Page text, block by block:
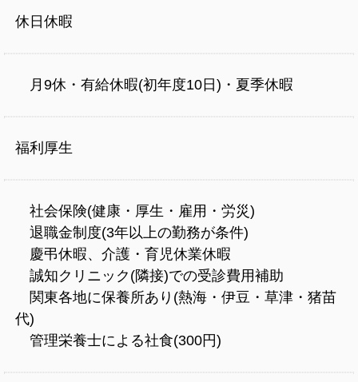
休日休暇
月9休・有給休暇(初年度10日)・夏季休暇
福利厚生
社会保険(健康・厚生・雇用・労災)
退職金制度(3年以上の勤務が条件)
慶弔休暇、介護・育児休業休暇
誠知クリニック(隣接)での受診費用補助
関東各地に保養所あり(熱海・伊豆・草津・猪苗
代)
管理栄養士による社食(300円)